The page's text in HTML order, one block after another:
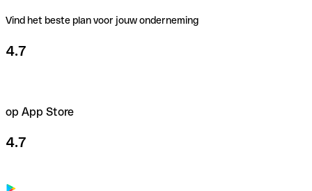
Vind het beste plan voor jouw onderneming
4.7
op App Store
4.7